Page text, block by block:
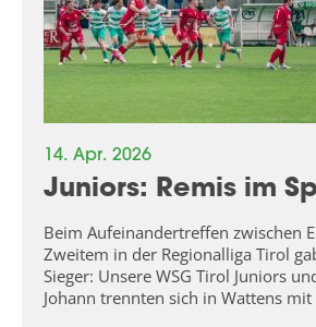
14. Apr. 2026
Juniors: Remis im
Beim Aufeinandertreffen zwischen
Zweitem in der Regionalliga Tirol
Sieger: Unsere WSG Tirol Juniors
Johann trennten sich in Wattens mit